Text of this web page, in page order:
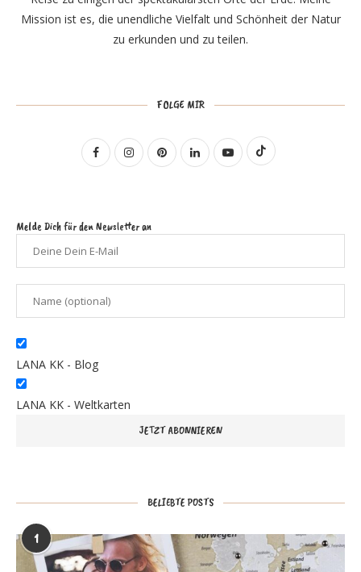
Mission ist es, die unendliche Vielfalt und Schönheit der Natur
zu erkunden und zu teilen.
FOLGE MIR
Melde Dich für den Newsletter an
LANA KK - Blog
LANA KK - Weltkarten
BELIEBTE POSTS
1